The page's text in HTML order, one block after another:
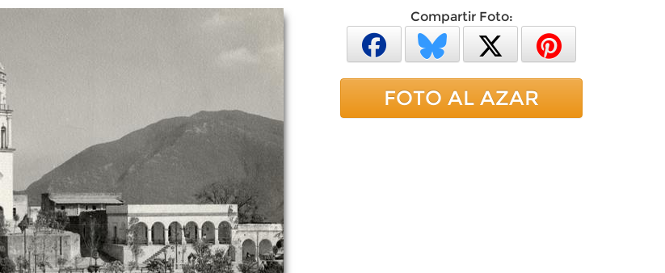
Compartir Foto:
FOTO AL AZAR